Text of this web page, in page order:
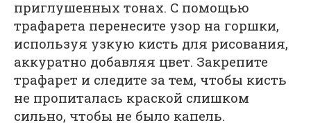
приглушенных тонах. С помощью
трафарета перенесите узор на горшки,
используя узкую кисть для рисования,
аккуратно добавляя цвет. Закрепите
трафарет и следите за тем, чтобы кисть
не пропиталась краской слишком
сильно, чтобы не было капель.